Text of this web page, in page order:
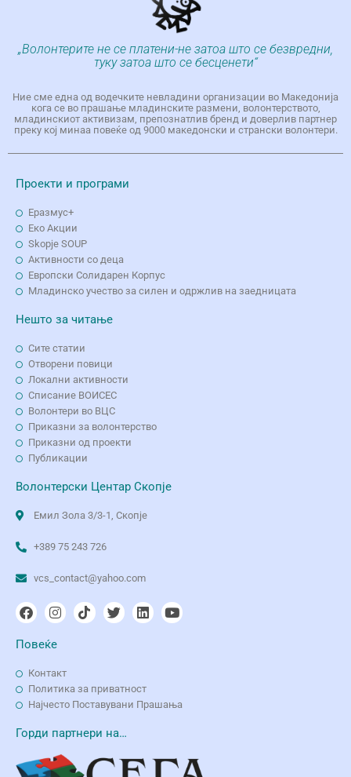
„Волонтерите не се платени-не затоа што се безвредни,
туку затоа што се бесценети“
Ние сме една од водечките невладини организации во Македонија
кога се во прашање младинските размени, волонтерството,
младинскиот активизам, препознатлив бренд и доверлив партнер
преку кој минаа повеќе од 9000 македонски и странски волонтери.
Проекти и програми
Еразмус+
Еко Aкции
Skopje SOUP
Активности со деца
Европски Солидарен Корпус
Младинско учество за силен и одржлив на заедницата
Нешто за читање
Сите статии
Отворени повици
Локални активности
Списание ВОИСЕС
Волонтери во ВЦС
Приказни за волонтерство
Приказни од проекти
Публикации
Волонтерски Центар Скопје
Емил Зола 3/3-1, Скопје
+389 75 243 726
vcs_contact@yahoo.com
Повеќе
Контакт
Политика за приватност
Најчесто Поставувани Прашања
Горди партнери на…